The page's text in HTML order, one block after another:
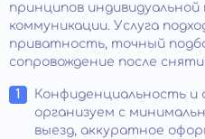
принципов
коммуникации. Услуга
приватность, точный
сопровождение после
Конфиденциальность и
организуем с
выезд, аккуратное